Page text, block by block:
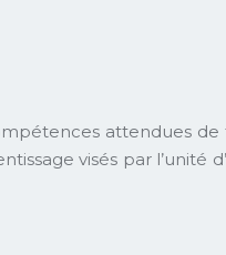
attendues de
visés par l’unité